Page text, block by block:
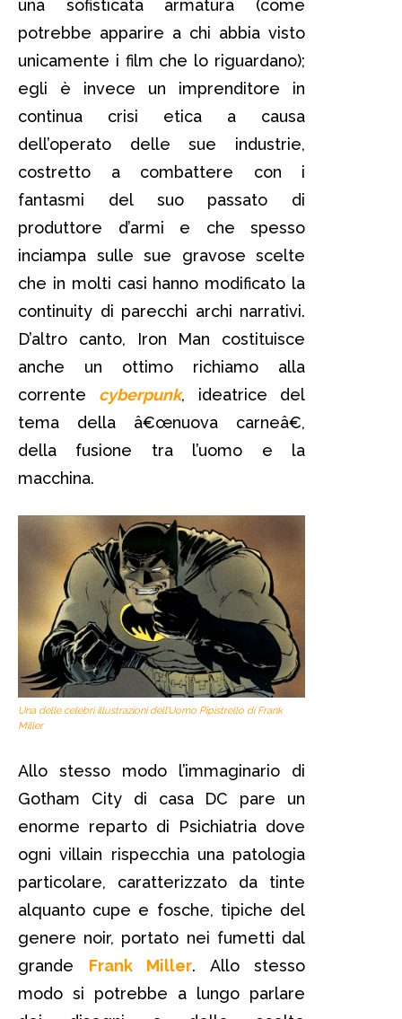
una sofisticata armatura (come
potrebbe apparire a chi abbia visto
unicamente i film che lo riguardano);
egli è invece un imprenditore in
continua crisi etica a causa
dell’operato delle sue industrie,
costretto a combattere con i
fantasmi del suo passato di
produttore d’armi e che spesso
inciampa sulle sue gravose scelte
che in molti casi hanno modificato la
continuity di parecchi archi narrativi.
D’altro canto, Iron Man costituisce
anche un ottimo richiamo alla
corrente cyberpunk, ideatrice del
tema della â€œnuova carneâ€,
della fusione tra l’uomo e la
macchina.
Una delle celebri illustrazioni dell’Uomo Pipistrello di Frank
Miller
Allo stesso modo l’immaginario di
Gotham City di casa DC pare un
enorme reparto di Psichiatria dove
ogni villain rispecchia una patologia
particolare, caratterizzato da tinte
alquanto cupe e fosche, tipiche del
genere noir, portato nei fumetti dal
grande Frank Miller. Allo stesso
modo si potrebbe a lungo parlare